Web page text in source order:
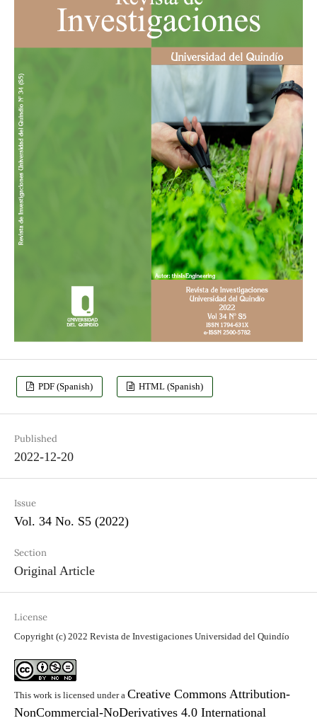
PDF (Spanish) HTML (Spanish)
Published
2022-12-20
Issue
Vol. 34 No. S5 (2022)
Section
Original Article
License
Copyright (c) 2022 Revista de Investigaciones Universidad del Quindío
This work is licensed under a Creative Commons Attribution-
NonCommercial-NoDerivatives 4.0 International